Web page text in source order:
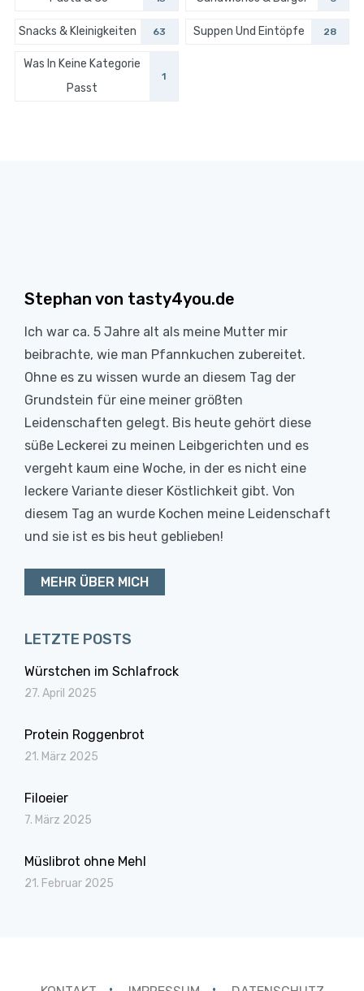
Snacks & Kleinigkeiten 63 Suppen Und Eintöpfe 28
Was In Keine Kategorie
Passt
1
Stephan von tasty4you.de
Ich war ca. 5 Jahre alt als meine Mutter mir
beibrachte, wie man Pfannkuchen zubereitet.
Ohne es zu wissen wurde an diesem Tag der
Grundstein für eine meiner größten
Leidenschaften gelegt. Bis heute gehört diese
süße Leckerei zu meinen Leibgerichten und es
vergeht kaum eine Woche, in der es nicht eine
leckere Variante dieser Köstlichkeit gibt. Von
diesem Tag an wurde Kochen meine Leidenschaft
und sie ist es bis heut geblieben!
MEHR ÜBER MICH
LETZTE POSTS
Würstchen im Schlafrock
27. April 2025
Protein Roggenbrot
21. März 2025
Filoeier
7. März 2025
Müslibrot ohne Mehl
21. Februar 2025